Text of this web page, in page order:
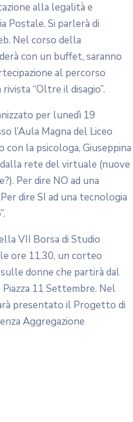
alla legalità e
Postale. Si parlerà di
Nel corso della
con un buffet, saranno
al percorso
“Oltre il disagio”.
per lunedì 19
l’Aula Magna del Liceo
con la psicologa, Giuseppina
rete del virtuale (nuove
Per dire NO ad una
dire SI ad una tecnologia
VII Borsa di Studio
ore 11.30, un corteo
donne che partirà dal
11 Settembre. Nel
presentato il Progetto di
Aggregazione